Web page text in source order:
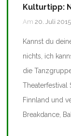
Kulturtipp:
Am 20. Juli 2015
Kannst du
nichts, ich
die
Theaterfestival
Finnland und
Breakdance,